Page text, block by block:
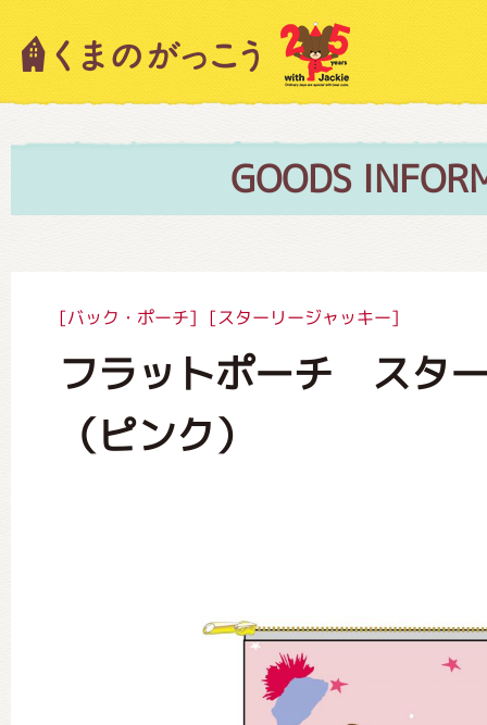
GOODS
[バック・ポーチ] [スターリージャッキー]
フラットポーチ スタ
（ピンク）
キャラクター紹介
絵本・作家紹介
ミュージカル・コンサート